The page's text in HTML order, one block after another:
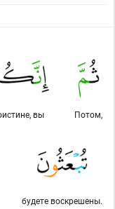
Потом,
вы
будете воскрешены.